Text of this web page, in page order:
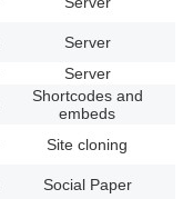
Server
Server
Shortcodes and
embeds
Site cloning
Social Paper